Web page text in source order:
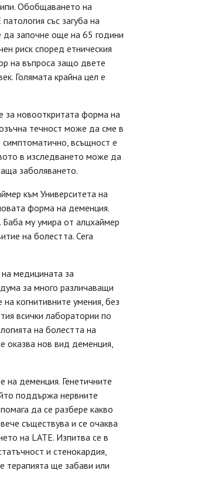
Обобщаването на
със загуба на
да започне още на 65 години
риск според етническия
на въпроса защо двете
Голямата крайна цел е
за новооткритата форма на
течност може да сме в
всъщност е
в изследването може да
заболяването.
към Университета на
форма на деменция.
му умира от алцхаймер
на болестта. Сега
медицината за
за много различаващи
когнитивните умения, без
всички лаборатории по
на болестта на
оказва нов вид деменция,
на деменция. Генетичните
поддържа нервните
да се разбере какво
съществува и се очаква
на LATE. Изпитва се в
и стенокардия,
терапията ще забави или